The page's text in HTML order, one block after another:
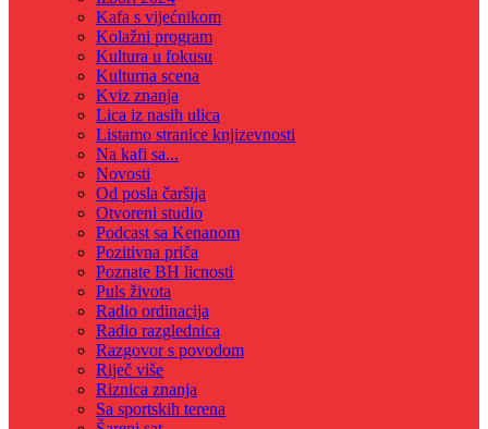
Kafa s vijećnikom
Kolažni program
Kultura u fokusu
Kulturna scena
Kviz znanja
Lica iz nasih ulica
Listamo stranice knjizevnosti
Na kafi sa...
Novosti
Od posla čaršija
Otvoreni studio
Podcast sa Kenanom
Pozitivna priča
Poznate BH licnosti
Puls života
Radio ordinacija
Radio razglednica
Razgovor s povodom
Riječ više
Riznica znanja
Sa sportskih terena